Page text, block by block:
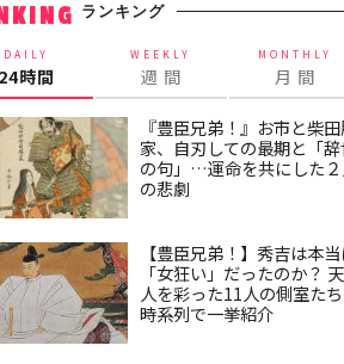
ランキング
DAILY
24時間
WEEKLY
週 間
MONTHLY
月 間
『豊臣兄弟！』お市と柴
家、自刃しての最期と「
の句」…運命を共にした２
の悲劇
【豊臣兄弟！】秀吉は本
「女狂い」だったのか？
人を彩った11人の側室た
時系列で一挙紹介